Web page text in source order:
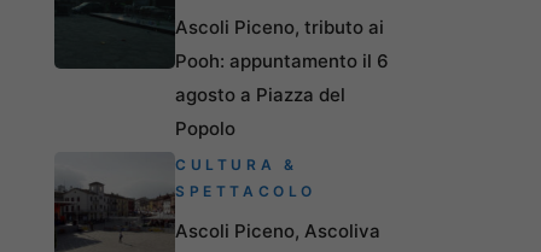
Ascoli Piceno, tributo ai
Pooh: appuntamento il 6
agosto a Piazza del
Popolo
CULTURA &
SPETTACOLO
Ascoli Piceno, Ascoliva